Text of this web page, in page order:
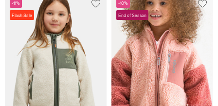
-11%
Flash Sale
-10%
End of Season